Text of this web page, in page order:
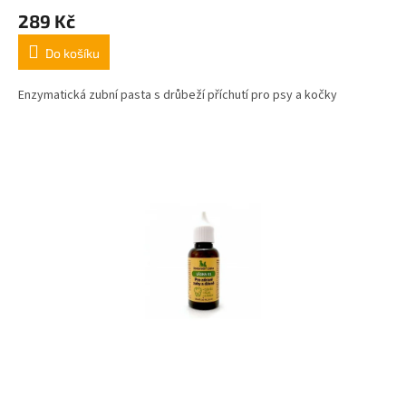
289 Kč
Do košíku
Enzymatická zubní pasta s drůbeží příchutí pro psy a kočky